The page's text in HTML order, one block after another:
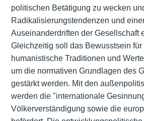
politischen Betätigung zu wecken
Radikalisierungstendenzen und
Auseinanderdriften der Gesellschaft
Gleichzeitig soll das Bewusstsein für
humanistische Traditionen und
um die normativen Grundlagen des
gestärkt werden. Mit den
werden die "internationale
Völkerverständigung sowie die